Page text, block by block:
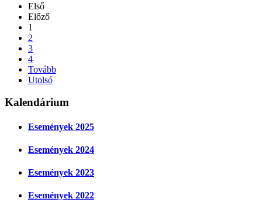
Első
Előző
1
2
3
4
Tovább
Utolsó
Kalendárium
Események 2025
Események 2024
Események 2023
Események 2022